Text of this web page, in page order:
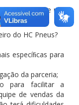
descontos e um
do HC Pneus?
especíﬁcas para
da parceria;
para facilitar a
de vendas da